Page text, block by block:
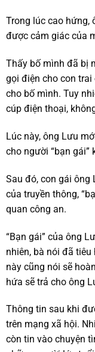
Trong lúc cao hứng,
được cảm giác của
Thấy bố mình đã bị
gọi điện cho con trai
cho bố mình. Tuy
cúp điện thoại,
Lúc này, ông Lưu
cho người “bạn
Sau đó, con gái ông
của truyền thông,
quan công an.
“Bạn gái” của ông
nhiên, bà nói đã
này cũng nói sẽ
hứa sẽ trả cho ông
Thông tin sau khi
trên mạng xã hội.
còn tin vào chuyện